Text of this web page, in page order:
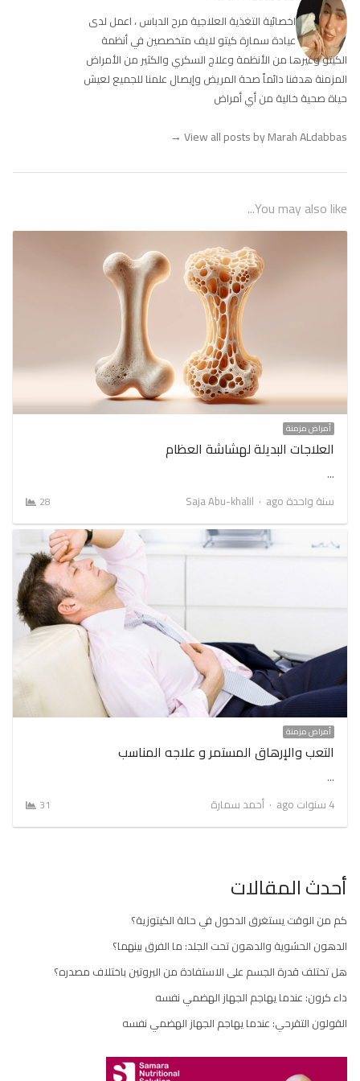
اخصائية التغذية العلاجية مرح الدباس ، اعمل لدى
عيادة سمارة كيتو لايف متخصصين في أنظمة
الكيتو وغيرها من الأنظمة وعلاج السكري والكثير من الأمراض
المزمنة هدفنا دائماً صحة المريض وإيصال علمنا للجميع لعيش
حياة صحية خالية من أي أمراض
View all posts by Marah ALdabbas
→
You may also like...
أمراض مزمنة
العلاجات البديلة لهشاشة العظام
…
سنة واحدة ago
Author
Saja Abu-khalil
28
أمراض مزمنة
التعب والإرهاق المستمر و علاجه المناسب
…
4 سنوات ago
Author
أحمد سمارة 31
أحدث المقالات
كم من الوقت يستغرق الدخول في حالة الكيتوزية؟
الدهون الحشوية والدهون تحت الجلد: ما الفرق بينهما؟
هل تختلف قدرة الجسم على الاستفادة من البروتين باختلاف مصدره؟
داء كرون: عندما يهاجم الجهاز الهضمي نفسه
القولون التقرحي: عندما يهاجم الجهاز الهضمي نفسه